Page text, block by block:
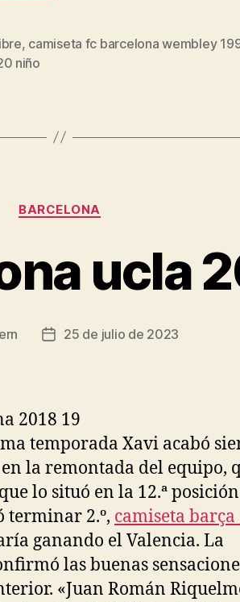
, camiseta fc barcelona wembley
niño
Categorías
BARCELONA
ucla
Fecha25 de julio de 2023
temporada Xavi acabó
la remontada del equipo,
lo situó en la 12.ª
terminar 2.º, camiseta barça
ganando el Valencia. La
las buenas
«Juan Román